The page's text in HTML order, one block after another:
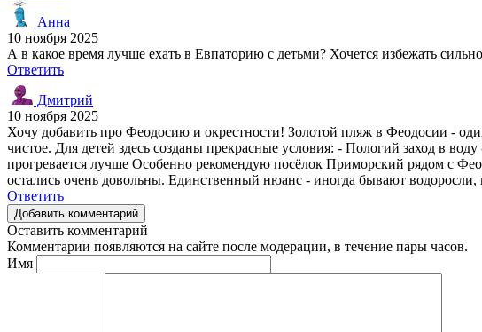
Анна
10 ноября 2025
А в какое время лучше ехать в Евпаторию с детьми? Хочется избежать
Ответить
Дмитрий
10 ноября 2025
Хочу добавить про Феодосию и окрестности! Золотой пляж в Феодосии -
чистое. Для детей здесь созданы прекрасные условия: - Пологий заход в
прогревается лучше Особенно рекомендую посёлок Приморский рядом с
остались очень довольны. Единственный нюанс - иногда бывают водоросли,
Ответить
Добавить комментарий
Оставить комментарий
Комментарии появляются на сайте после модерации, в течение пары часов.
Имя